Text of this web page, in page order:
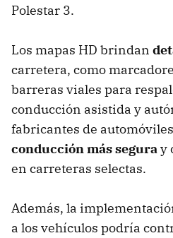
Polestar 3.
Los mapas HD brindan
carretera, como
barreras viales para
conducción asistida y
fabricantes de
conducción más seguray
en carreteras selectas.
Además, la
a los vehículos podría